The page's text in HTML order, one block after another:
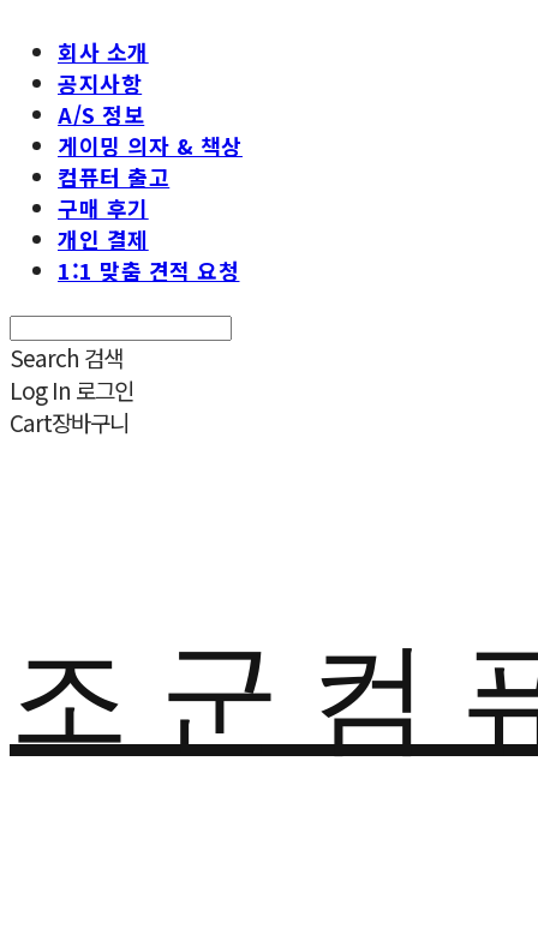
회사 소개
공지사항
A/S 정보
게이밍 의자 & 책상
컴퓨터 출고
구매 후기
개인 결제
1:1 맞춤 견적 요청
Search 검색
Log In 로그인
Cart장바구니
조 군 컴